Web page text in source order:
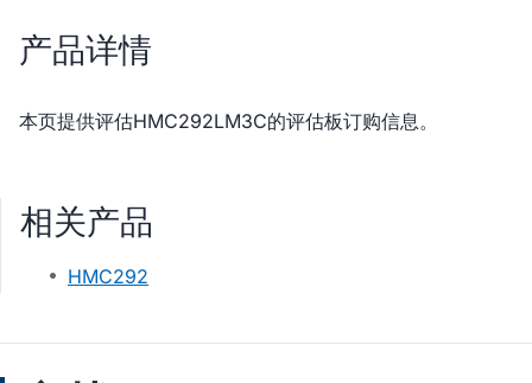
产品详情
本页提供评估HMC292LM3C的评估板订购信息。
相关产品
HMC292